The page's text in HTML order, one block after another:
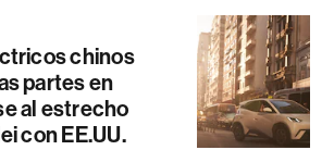
chinos
partes en
al estrecho
con EE.UU.